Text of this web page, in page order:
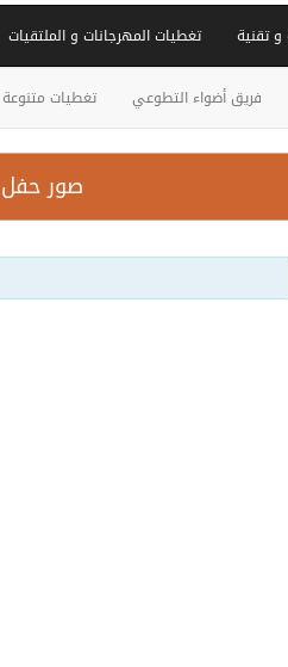
تقنية تغطيات المهرجانات و الملتقيات
فريق أضواء التطوعي تغطيات متنوعة
صور